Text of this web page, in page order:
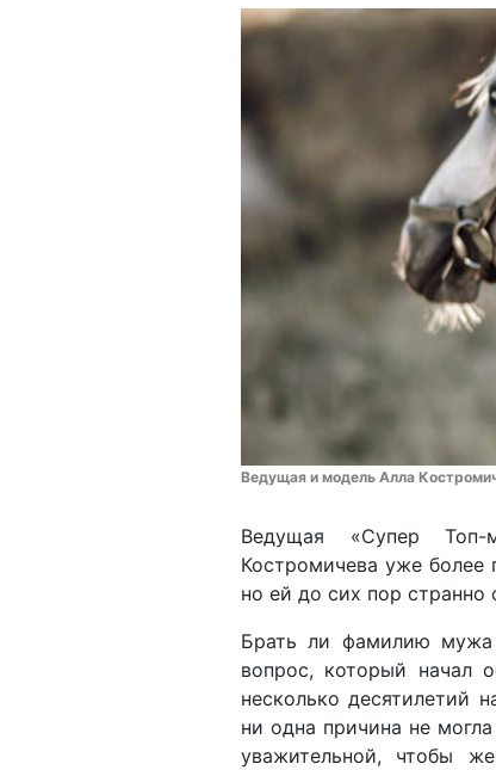
Ведущая и модель Алла
Ведущая «Супер Топ-
Костромичева уже более
но ей до сих пор
Брать ли фамилию мужа
вопрос, который начал
несколько десятилетий
ни одна причина не
уважительной, чтобы